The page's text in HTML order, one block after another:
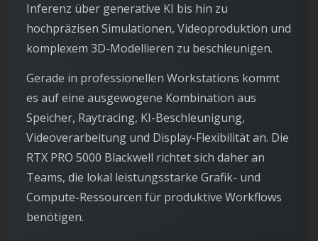
Inferenz über generative KI bis hin zu
hochpräzisen Simulationen, Videoproduktion und
komplexem 3D-Modellieren zu beschleunigen.
Gerade in professionellen Workstations kommt
es auf eine ausgewogene Kombination aus
Speicher, Raytracing, KI-Beschleunigung,
Videoverarbeitung und Display-Flexibilität an. Die
RTX PRO 5000 Blackwell richtet sich daher an
Teams, die lokal leistungsstarke Grafik- und
Compute-Ressourcen für produktive Workflows
benötigen.